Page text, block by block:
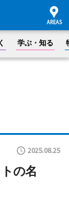
学ぶ・知る
2025.08.25
の名